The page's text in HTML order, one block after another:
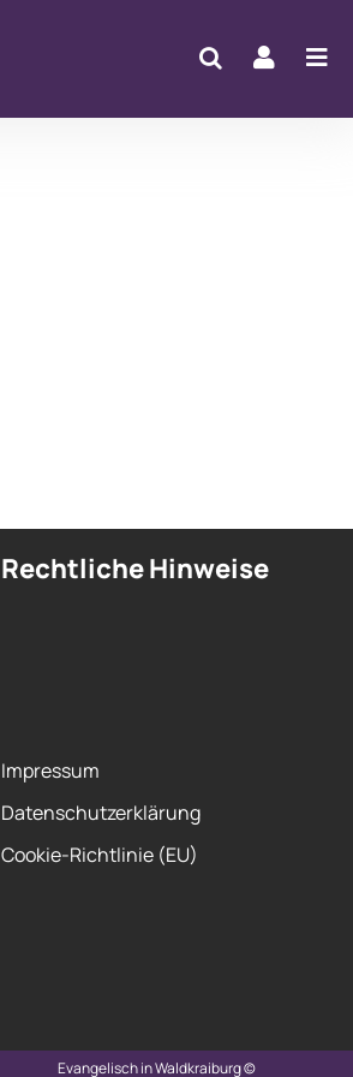
Rechtliche Hinweise
Impressum
Datenschutzerklärung
Cookie-Richtlinie (EU)
Evangelisch in Waldkraiburg ©